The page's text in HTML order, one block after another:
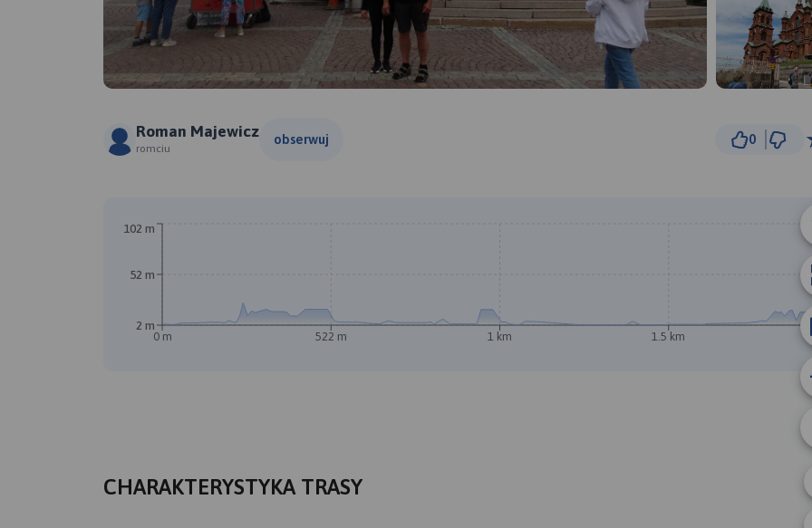
Roman Majewicz
romciu
obserwuj 0
0 m 522 m 1 km 1.5 km
2 m
52 m
102 m
CHARAKTERYSTYKA TRASY